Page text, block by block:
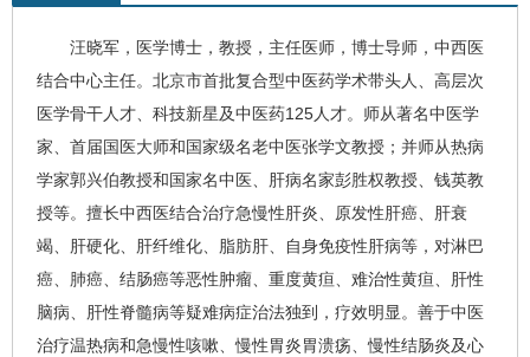
汪晓军 ，医学博士，教授，主任医师，博士导师， 中西医
结合中心主任。北京市首批复合型中医药学术带头人、高层次
医学骨干人才、科技新星及中医药125人才。师从著名中医学
家、首届国医大师和国家级名老中医张学文教授；并师从热病
学家郭兴伯教授和国家名中医、肝病名家彭胜权教授、钱英教
授等。擅长中西医结合治疗急慢性肝炎、原发性肝癌
肝衰
竭
肝硬化 、肝纤维化、 脂肪肝 、自身免疫性肝病等，对淋巴
癌、肺癌、结肠癌等恶性肿瘤、重度黄疸、难治性黄疸、肝性
脑病、肝性脊髓病等疑难病症治法独到，疗效明显。善于中医
治疗温热病和急慢性咳嗽、慢性胃炎胃溃疡、慢性结肠炎及心